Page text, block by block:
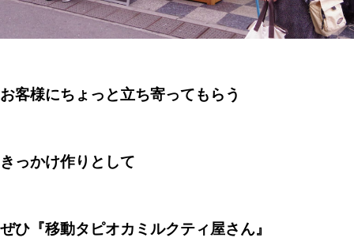
お客様にちょっと立ち寄ってもらう
きっかけ作りとして
ぜひ『移動タピオカミルクティ屋さん』